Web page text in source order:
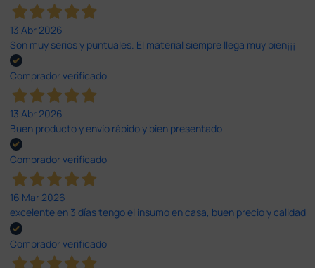
13 Abr 2026
Son muy serios y puntuales. El material siempre llega muy bien¡¡¡
Comprador verificado
13 Abr 2026
Buen producto y envío rápido y bien presentado
Comprador verificado
16 Mar 2026
excelente en 3 días tengo el insumo en casa, buen precio y calidad
Comprador verificado